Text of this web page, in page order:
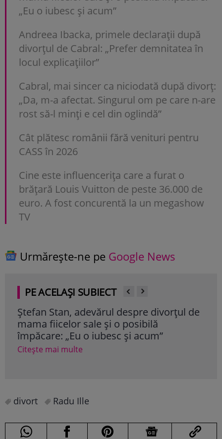
„Eu o iubesc și acum”
Andreea Ibacka, primele declarații după
divorțul de Cabral: „Prefer demnitatea în
locul explicațiilor”
Cabral, mai sincer ca niciodată după divorț:
„Da, m-a afectat. Singurul om pe care n-are
rost să-l minți e cel din oglindă”
Cât plătesc românii fără venituri pentru
CASS în 2026
Cine este influencerița care a furat o
brățară Louis Vuitton de peste 36.000 de
euro. A fost concurentă la un megashow
TV
Urmărește-ne pe Google News
PE ACELAȘI SUBIECT
Andreea Ibacka, primele declarații după
divorțul de Cabral: „Prefer demnitatea în
locul explicațiilor”
Citește mai multe
divort Radu Ille